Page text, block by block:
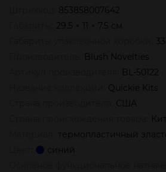
853858007642
29.5 × 11 × 7.5 см
Blush Novelties
BL-50122
Quickie Kits
США
термопластичный
синий